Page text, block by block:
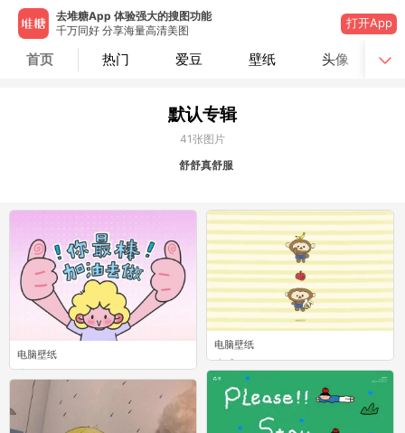
去堆糖App 体验强大的搜图功能
千万同好 分享海量高清美图
打开App
首页 热门 爱豆 壁纸 头像
默认专辑
41张图片
舒舒真舒服
电脑壁纸
0
电脑壁纸
0